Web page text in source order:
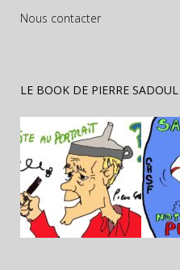
Nous contacter
LE BOOK DE PIERRE SADOUL